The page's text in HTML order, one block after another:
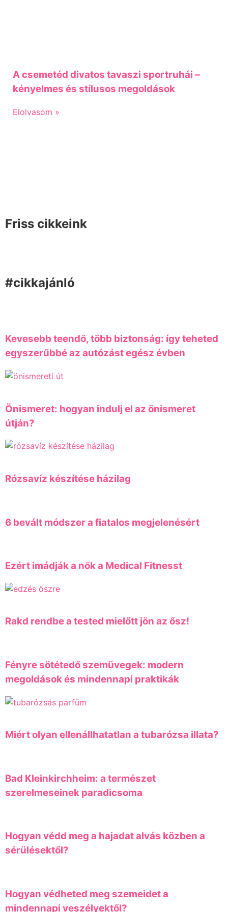
A csemetéd divatos tavaszi sportruhái –
kényelmes és stílusos megoldások
Elolvasom »
Friss cikkeink
#cikkajánló
Kevesebb teendő, több biztonság: így teheted
egyszerűbbé az autózást egész évben
Önismeret: hogyan indulj el az önismeret
útján?
Rózsavíz készítése házilag
6 bevált módszer a fiatalos megjelenésért
Ezért imádják a nők a Medical Fitnesst
Rakd rendbe a tested mielőtt jön az ősz!
Fényre sötétedő szemüvegek: modern
megoldások és mindennapi praktikák
Miért olyan ellenállhatatlan a tubarózsa illata?
Bad Kleinkirchheim: a természet
szerelmeseinek paradicsoma
Hogyan védd meg a hajadat alvás közben a
sérülésektől?
Hogyan védheted meg szemeidet a
mindennapi veszélyektől?